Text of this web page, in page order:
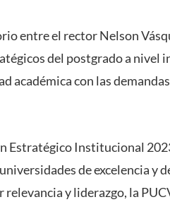
entre el rector Nelson
del postgrado a nivel
académica con las
Estratégico Institucional
de excelencia y
y liderazgo, la